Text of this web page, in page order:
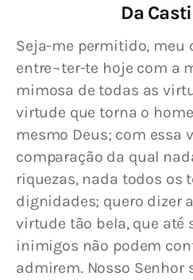
Da
Seja-me permitido, meu
entre¬ter-te hoje com a
mimosa de todas as
virtude que torna o
mesmo Deus; com essa
comparação da qual
riquezas, nada todos os
dignidades; quero dizer
virtude tão bela, que até
inimigos não podem
admirem. Nosso Senhor